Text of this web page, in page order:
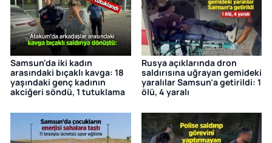
Samsun'da iki kadın
arasındaki bıçaklı kavga: 18
yaşındaki genç kadının
akciğeri söndü, 1 tutuklama
Rusya açıklarında dron
saldırısına uğrayan gemideki
yaralılar Samsun’a getirildi: 1
ölü, 4 yaralı